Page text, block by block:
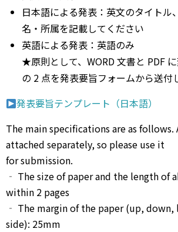
⽇本語による発表：英⽂のタイトル
名・所属を記載してください
英語による発表：英語のみ
★原則として、WORD ⽂書と PDF
の 2 点を発表要旨フォームから送付
発表要旨テンプレート（日本語）
The main specifications are as
attached separately, so please use it
for submission.
‐ The size of paper and the length of
within 2 pages
‐ The margin of the paper (up,
side): 25mm